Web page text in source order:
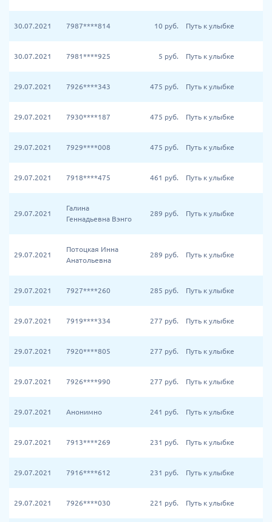
30.07.2021 7987****814 10 руб. Путь к улыбке
30.07.2021 7981****925 5 руб. Путь к улыбке
29.07.2021 7926****343 475 руб. Путь к улыбке
29.07.2021 7930****187 475 руб. Путь к улыбке
29.07.2021 7929****008 475 руб. Путь к улыбке
29.07.2021 7918****475 461 руб. Путь к улыбке
29.07.2021
Галина
Геннадьевна Вэнго
289 руб. Путь к улыбке
29.07.2021
Потоцкая Инна
Анатольевна
289 руб. Путь к улыбке
29.07.2021 7927****260 285 руб. Путь к улыбке
29.07.2021 7919****334 277 руб. Путь к улыбке
29.07.2021 7920****805 277 руб. Путь к улыбке
29.07.2021 7926****990 277 руб. Путь к улыбке
29.07.2021 Анонимно 241 руб. Путь к улыбке
29.07.2021 7913****269 231 руб. Путь к улыбке
29.07.2021 7916****612 231 руб. Путь к улыбке
29.07.2021 7926****030 221 руб. Путь к улыбке